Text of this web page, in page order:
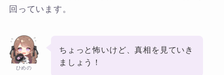
回っています。
ひめの
ちょっと怖いけど、真相を見ていき
ましょう！